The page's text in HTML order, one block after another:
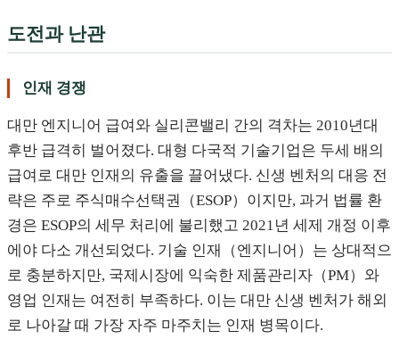
도전과 난관
인재 경쟁
대만 엔지니어 급여와 실리콘밸리 간의 격차는 2010년대
후반 급격히 벌어졌다. 대형 다국적 기술기업은 두세 배의
급여로 대만 인재의 유출을 끌어냈다. 신생 벤처의 대응 전
략은 주로 주식매수선택권（ESOP）이지만, 과거 법률 환
경은 ESOP의 세무 처리에 불리했고 2021년 세제 개정 이후
에야 다소 개선되었다. 기술 인재（엔지니어）는 상대적으
로 충분하지만, 국제시장에 익숙한 제품관리자（PM）와
영업 인재는 여전히 부족하다. 이는 대만 신생 벤처가 해외
로 나아갈 때 가장 자주 마주치는 인재 병목이다.